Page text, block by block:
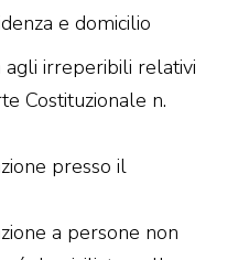
e domicilio
agli irreperibili relativi
Costituzionale n.
presso il
a persone non